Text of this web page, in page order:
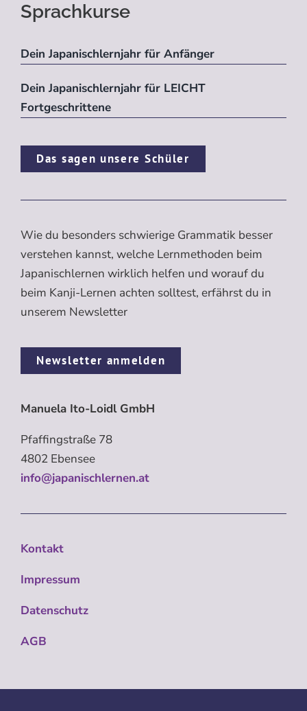
Sprachkurse
Dein Japanischlernjahr für Anfänger
Dein Japanischlernjahr für LEICHT
Fortgeschrittene
Das sagen unsere Schüler
Wie du besonders schwierige Grammatik besser
verstehen kannst, welche Lernmethoden beim
Japanischlernen wirklich helfen und worauf du
beim Kanji-Lernen achten solltest, erfährst du in
unserem Newsletter
Newsletter anmelden
Manuela Ito-Loidl GmbH
Pfaffingstraße 78
4802 Ebensee
info@japanischlernen.at
Kontakt
Impressum
Datenschutz
AGB